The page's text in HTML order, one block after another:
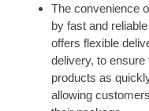
The convenience
by fast and
offers flexible
delivery, to
products as
allowing